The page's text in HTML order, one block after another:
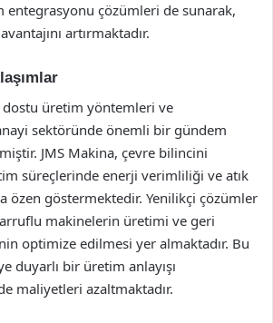
entegrasyonu çözümleri de sunarak,
artırmaktadır.
dostu üretim yöntemleri ve
sektöründe önemli bir gündem
JMS Makina, çevre bilincini
süreçlerinde enerji verimliliği ve atık
özen göstermektedir. Yenilikçi çözümler
makinelerin üretimi ve geri
optimize edilmesi yer almaktadır. Bu
duyarlı bir üretim anlayışı
maliyetleri azaltmaktadır.